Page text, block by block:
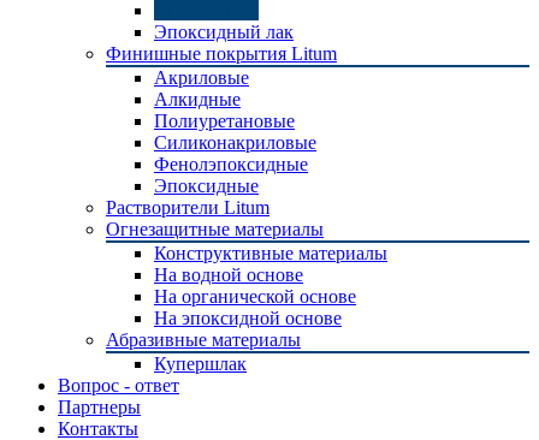
Эпоксидный лак
Финишные покрытия Litum
Акриловые
Алкидные
Полиуретановые
Силиконакриловые
Фенолэпоксидные
Эпоксидные
Растворители Litum
Огнезащитные материалы
Конструктивные материалы
На водной основе
На органической основе
На эпоксидной основе
Абразивные материалы
Купершлак
Вопрос - ответ
Партнеры
Контакты